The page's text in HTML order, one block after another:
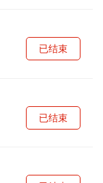
已结束
已结束